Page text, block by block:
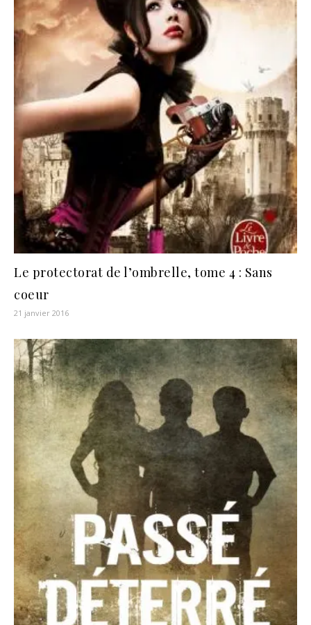
Le protectorat de l’ombrelle, tome 4 : Sans
coeur
21 janvier 2016